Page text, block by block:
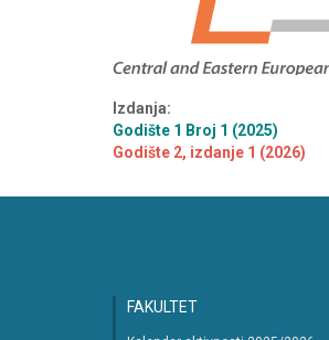
Izdanja:
Godište 1 Broj 1 (2025)
Godište 2, izdanje 1 (2026)
FAKULTET